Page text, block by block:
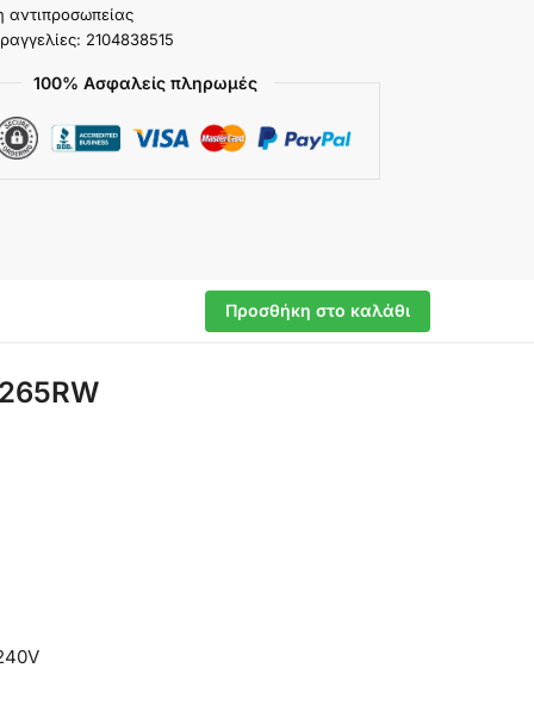
αντιπροσωπείας
2104838515
100% Ασφαλείς πληρωμές
Προσθήκη στο καλάθι